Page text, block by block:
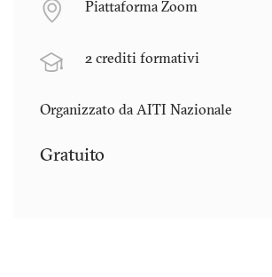
Piattaforma Zoom
2 crediti formativi
Organizzato da AITI Nazionale
Gratuito